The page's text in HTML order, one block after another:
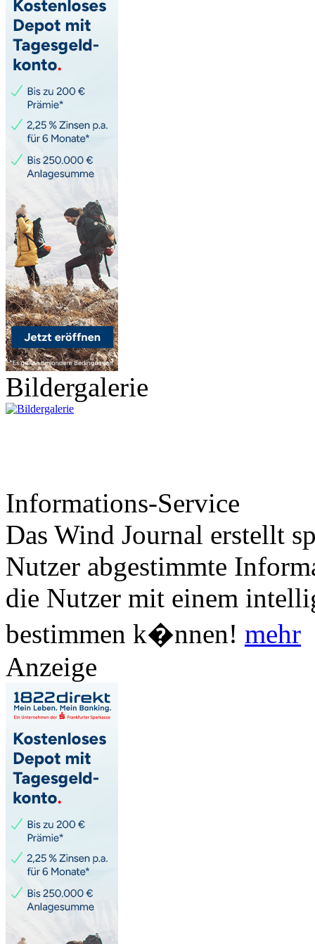
Bildergalerie
Informations-Service
Das Wind Journal erstellt
Nutzer abgestimmte
die Nutzer mit einem
bestimmen k�nnen! mehr
Anzeige